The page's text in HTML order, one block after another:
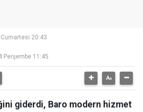
20:43
Perşembe 11:45
giderdi, Baro modern hizmet